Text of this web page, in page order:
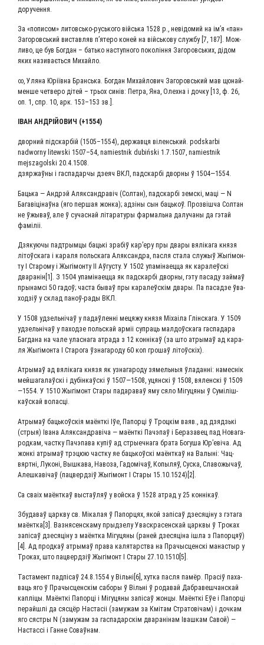
доручення.
За «попи­сом» литовсь­ко-русь­ко­го війсь­ка 1528 р., неві­до­мий на ім’я «пан»
Заго­ровсь­кий вистав­ляв п’ятеро коней на війсь­ко­ву служ­бу [7, 187]. Мож­
ли­во, це був Бог­дан – бать­ко наступ­но­го поколін­ня Заго­ровсь­ких, дідом
яких нази­ваєть­ся Михайло.
∞, Уля­на Юріїв­на Брансь­ка. Бог­дан Михай­ло­вич Заго­ровсь­кий мав щонай­
мен­ше чет­ве­ро дітей – трьох синів: Пет­ра, Яна, Олех­на і доч­ку [13, ф. 26,
оп. 1, спр. 10, арк. 153–153 зв.].
ІВАН АНДРІЙ­О­ВИЧ (+1554)
двор­ний під­скар­бій (1505–1554), дер­жав­ця віленсь­кий. podskarbi
nadworny litewski 1507–54, namiestnik dubiński 1.7.1507, namiestnik
mejszagolski 20.4.1508.
дзяр­жаў­ны і гас­па­дар­чы дзе­яч ВКЛ, пад­скар­бі двор­ны ў 1504—1554.
Баць­ка — Андр­эй Аляк­сандравіч (Сол­тан), пад­скар­бі зем­скі, маці — N
Багаві­ці­наў­на (яго пер­шая жон­ка); адзі­ны сын баць­коў. Про­звіш­ча Сол­тан
не ўжы­ваў, але ў сучас­най літа­ра­ту­ры фар­маль­на далу­ча­ны да гэтай
фаміліі.
Дзя­ку­ю­чы пад­т­рым­цы баць­кі зра­біў кар’еру пры два­ры вяліка­га кня­зя
літоўска­га і кара­ля поль­ска­га Аляк­сандра, пас­ля ста­ла слу­жыў Жыгі­мон­
ту І Ста­ро­му і Жыгі­мон­ту ІІ Аўгу­сту. У 1502 упа­мі­на­ец­ца як кара­леўскі
дваранін[1]. З 1504 упа­мі­на­ец­ца як пад­скар­бі двор­ны, гэту паса­ду зай­маў
пры­нам­сі 50 гадоў; часта бываў пры кара­леўскім два­ры. Па пасад­зе ўва­
х­од­зіў у склад паноў-рады ВКЛ.
У 1508 удзель­ні­чаў у падаў­лен­ні меця­жу кня­зя Міхаі­ла Глін­ска­га. У 1509
удзель­ні­чаў у паход­зе поль­скай арміі супра­ць мал­доўска­га гас­па­да­ра
Баг­да­на на чале улас­на­га атра­да з 12 кон­нікаў (за што атры­маў ад кара­
ля Жыгі­мон­та І Ста­ро­га ўзна­га­ро­ду 60 коп гро­шаў літоўскіх).
Атры­маў ад вяліка­га кня­зя як узна­га­ро­ду зямель­ныя ўла­дан­ні: намес­нік
мей­ша­га­лаўскі і дубін­каўскі ў 1507—1508, уцян­скі ў 1508, вялен­скі ў 1509
—1554. У 1510 Жыгі­монт Ста­ры пада­ра­ваў яму сяло Мігу­ця­ны ў Суміліш­
каўс­кай воласці.
Атры­маў баць­коўскія маёнт­кі Іўе, Папор­ці ў Троц­кім ваяв., ад дзяд­зь­кі
(стрыя) Іва­на Аляк­сандраві­ча — маёнт­кі Пач­эпаў і Бера­за­вец пад Нова­га­
род­кам, част­ку Пач­эпа­ва купіў ад стры­еч­на­га бра­та Богу­ша Юр’евіча. Ад
жон­кі атры­маў трэц­юю част­ку яе баць­коўскі маёнт­каў на Валы­ні: Чац­
вярт­ні, Луконі, Выш­ка­ва, Наво­за, Гадо­мі­чаў, Копы­ляў, Сус­ка, Сла­во­жы­чаў,
Алеш­каві­чаў (пацверд­зіў Жыгі­монт І Ста­ры 15.10.1524)[2].
Са сваіх маёнт­каў выстаў­ляў у вой­ска ў 1528 атрад у 25 коннікаў.
Збу­да­ваў царк­ву св. Міка­лая ў Папор­цях, якой запі­саў дзе­ся­ці­ну з гэта­га
маёнтка[3]. Ваз­ня­сенска­му прыд­зе­лу Увас­кра­сен­скай царк­вы ў Тро­ках
запі­саў дзе­ся­ці­ну з маёнт­ка Мігу­ця­ны (раней дзе­ся­ці­на ішла з Папорцяў)
[4]. Ад прод­каў атры­маў пра­ва каля­тар­ства на Пра­чы­с­цен­скі мана­стыр у
Тро­ках, што пацверд­зіў Жыгі­монт І Ста­ры 27.10.1510[5].
Таста­мент пад­пі­саў 24.8.1554 у Вільні[6], хут­ка пас­ля памёр. Прасіў паха­
ва­ць яго ў Пра­чы­с­цен­скім сабо­ры ў Віль­ні ў рода­вай Дабра­веш­чан­с­кай
кап­лі­цы. Маёнт­кі Папор­ці і Мігу­ця­ны запі­саў жон­цы. Маёнт­кі Еўе і Папор­ці
перай­шлі да сяс­цёр Настасіі (заму­жам за Кмітам Стра­то­ві­чам) і доч­кам
яго сяст­ры N (заму­жам за гас­па­дар­скім два­рані­нам Іваш­кам Савой) —
Настас­сі і Ганне Соваўнам.